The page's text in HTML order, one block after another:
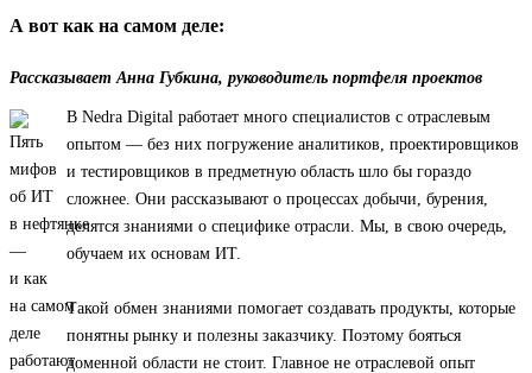
А вот как на самом деле:
Рассказывает Анна Губкина, руководитель портфеля проектов
В Nedra Digital работает много специалистов с отраслевым
опытом — без них погружение аналитиков, проектировщиков
и тестировщиков в предметную область шло бы гораздо
сложнее. Они рассказывают о процессах добычи, бурения,
делятся знаниями о специфике отрасли. Мы, в свою очередь,
обучаем их основам ИТ.
Такой обмен знаниями помогает создавать продукты, которые
понятны рынку и полезны заказчику. Поэтому бояться
доменной области не стоит. Главное не отраслевой опыт